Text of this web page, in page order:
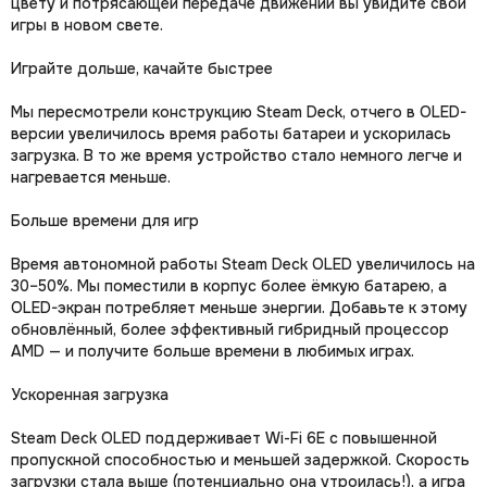
игры в новом свете.
Играйте дольше, качайте быстрее
Мы пересмотрели конструкцию Steam Deck, отчего в OLED-
версии увеличилось время работы батареи и ускорилась
загрузка. В то же время устройство стало немного легче и
нагревается меньше.
Больше времени для игр
Время автономной работы Steam Deck OLED увеличилось на
30–50%. Мы поместили в корпус более ёмкую батарею, а
OLED-экран потребляет меньше энергии. Добавьте к этому
обновлённый, более эффективный гибридный процессор
AMD — и получите больше времени в любимых играх.
Ускоренная загрузка
Steam Deck OLED поддерживает Wi-Fi 6E с повышенной
пропускной способностью и меньшей задержкой. Скорость
загрузки стала выше (потенциально она утроилась!), а игра